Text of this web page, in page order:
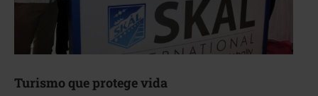
Turismo que protege vida